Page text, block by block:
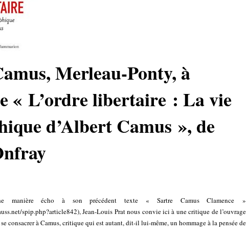
Merleau-Ponty, à
« L’ordre libertaire : La vie
d’Albert Camus », de
manière écho à son précédent texte « Sartre Camus Clamence »
spip.php?article842), Jean-Louis Prat nous convie ici à une critique de l’ouvrage
consacrer à Camus, critique qui est autant, dit-il lui-même, un hommage à la pensée de